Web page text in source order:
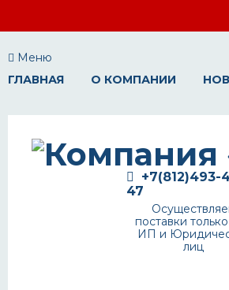
Меню
ГЛАВНАЯ
О КОМПАНИИ
+7(812)493-
47
поставки
ИП и
лиц